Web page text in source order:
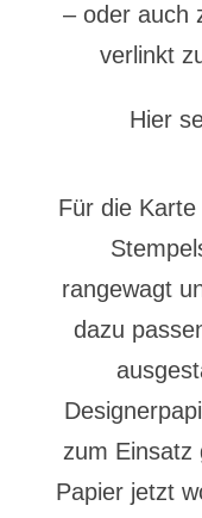
– oder auch
verlinkt
Hier
Für die
rangewagt
dazu
zum Einsatz
Papier jetzt